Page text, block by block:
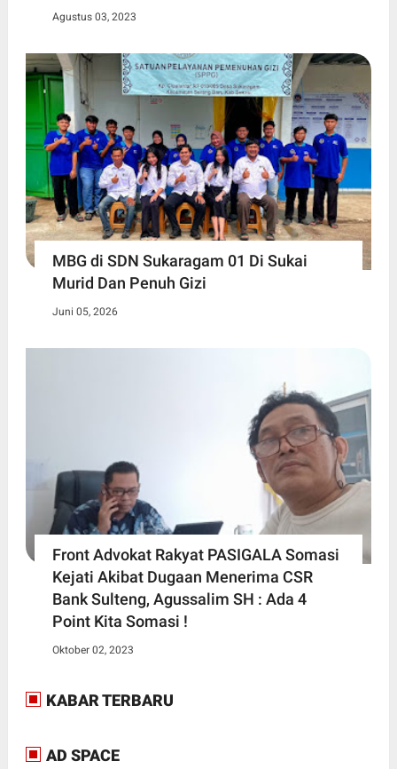
Agustus 03, 2023
MBG di SDN Sukaragam 01 Di Sukai
Murid Dan Penuh Gizi
Juni 05, 2026
Front Advokat Rakyat PASIGALA Somasi
Kejati Akibat Dugaan Menerima CSR
Bank Sulteng, Agussalim SH : Ada 4
Point Kita Somasi !
Oktober 02, 2023
KABAR TERBARU
AD SPACE